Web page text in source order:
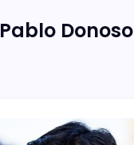
Pablo Donoso